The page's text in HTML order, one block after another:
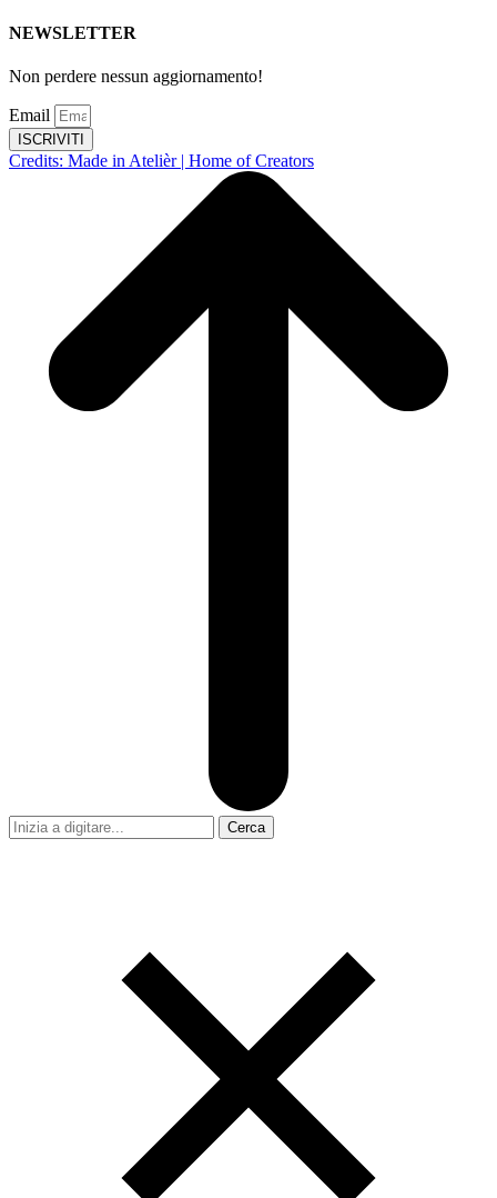
NEWSLETTER
Non perdere nessun aggiornamento!
Email
ISCRIVITI
Credits: Made in Atelièr | Home of Creators
Cerca